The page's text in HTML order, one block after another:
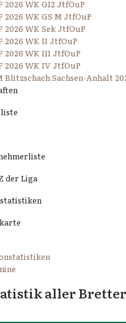
2026 WK G12 JtfOuP
2026 WK GS M JtfOuP
2026 WK Sek JtfOuP
2026 WK II JtfOuP
2026 WK III JtfOuP
2026 WK IV JtfOuP
Blitzschach Sachsen-Anhalt
der Liga
aller